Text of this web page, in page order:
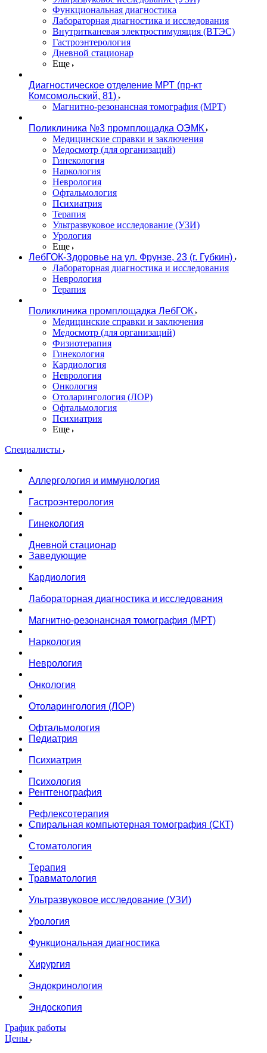
Функциональная диагностика
Лабораторная диагностика и исследования
Внутритканевая электростимуляция (ВТЭС)
Гастроэнтерология
Дневной стационар
Еще
Диагностическое отделение МРТ (пр-кт
Комсомольский, 81)
Магнитно-резонансная томография (МРТ)
Поликлиника №3 промплощадка ОЭМК
Медицинские справки и заключения
Медосмотр (для организаций)
Гинекология
Наркология
Неврология
Офтальмология
Психиатрия
Терапия
Ультразвуковое исследование (УЗИ)
Урология
Еще
ЛебГОК-Здоровье на ул. Фрунзе, 23 (г. Губкин)
Лабораторная диагностика и исследования
Неврология
Терапия
Поликлиника промплощадка ЛебГОК
Медицинские справки и заключения
Медосмотр (для организаций)
Физиотерапия
Гинекология
Кардиология
Неврология
Онкология
Отоларингология (ЛОР)
Офтальмология
Психиатрия
Еще
Специалисты
Аллергология и иммунология
Гастроэнтерология
Гинекология
Дневной стационар
Заведующие
Кардиология
Лабораторная диагностика и исследования
Магнитно-резонансная томография (МРТ)
Наркология
Неврология
Онкология
Отоларингология (ЛОР)
Офтальмология
Педиатрия
Психиатрия
Психология
Рентгенография
Рефлексотерапия
Спиральная компьютерная томография (СКТ)
Стоматология
Терапия
Травматология
Ультразвуковое исследование (УЗИ)
Урология
Функциональная диагностика
Хирургия
Эндокринология
Эндоскопия
График работы
Цены